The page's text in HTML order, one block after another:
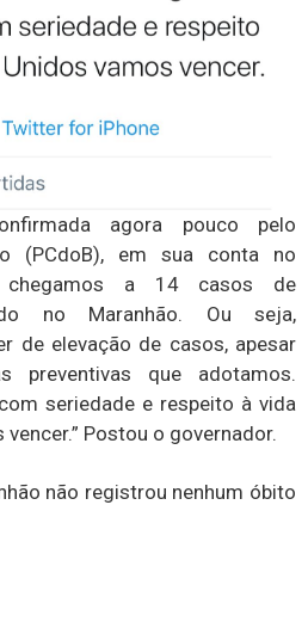
agora pouco pelo
(PCdoB), em sua conta no
chegamos a 14 casos de
no Maranhão. Ou seja,
de elevação de casos, apesar
preventivas que adotamos.
seriedade e respeito à vida
Postou o governador.
não registrou nenhum óbito